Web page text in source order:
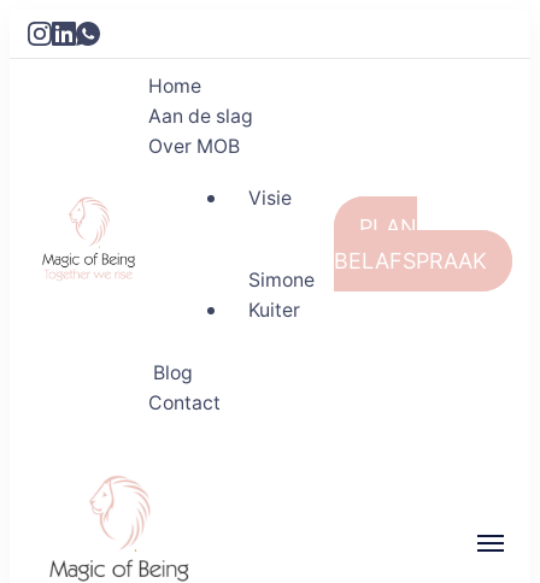
Magic of Being
Home
Aan de slag
Over MOB
Visie
Simone
Kuiter
Blog
Contact
PLAN
BELAFSPRAAK